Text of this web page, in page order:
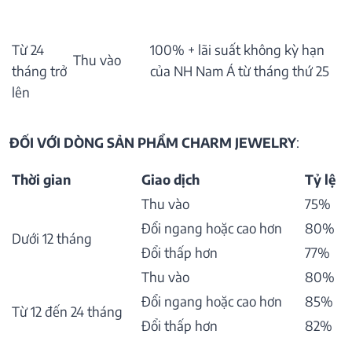
Từ 24
tháng trở
lên
Thu vào
100% + lãi suất không kỳ hạn
của NH Nam Á từ tháng thứ 25
ĐỐI VỚI DÒNG SẢN PHẨM CHARM JEWELRY:
Thời gian Giao dịch Tỷ lệ
Dưới 12 tháng
Thu vào
75%
Đổi ngang hoặc cao hơn
80%
Đổi thấp hơn
77%
Từ 12 đến 24 tháng
Thu vào
80%
Đổi ngang hoặc cao hơn
85%
Đổi thấp hơn
82%